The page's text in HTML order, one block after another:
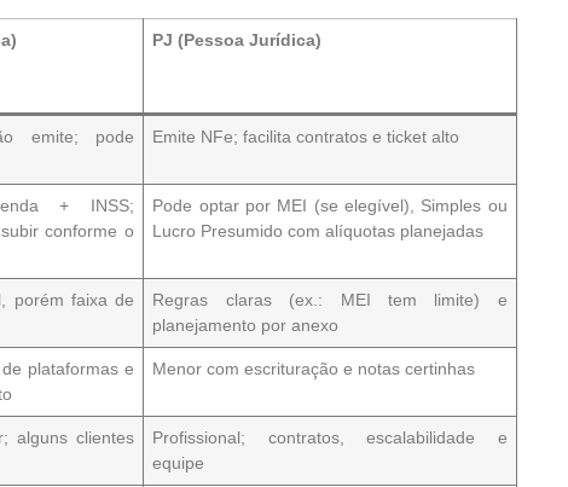
PJ (Pessoa Jurídica)
emite; pode
Emite NFe; facilita contratos e ticket alto
+ INSS;
conforme o
Pode optar por MEI (se elegível), Simples ou
Lucro Presumido com alíquotas planejadas
porém faixa de
Regras claras(ex.: MEI tem limite) e
planejamento poranexo
plataformas e
Menor com escrituração e notas certinhas
; alguns clientes
Profissional; contratos, escalabilidade e
equipe